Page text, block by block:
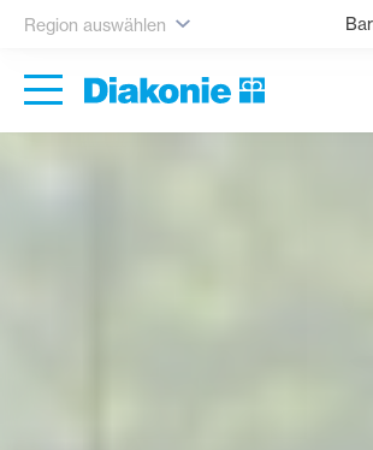
Region auswählen